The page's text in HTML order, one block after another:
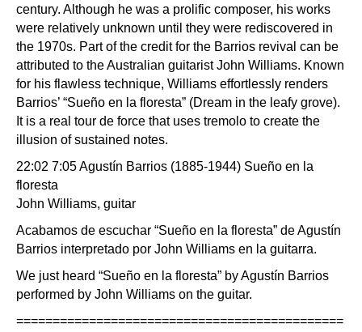
century. Although he was a prolific composer, his works
were relatively unknown until they were rediscovered in
the 1970s. Part of the credit for the Barrios revival can be
attributed to the Australian guitarist John Williams. Known
for his flawless technique, Williams effortlessly renders
Barrios’ “Sueño en la floresta” (Dream in the leafy grove).
It is a real tour de force that uses tremolo to create the
illusion of sustained notes.
22:02 7:05 Agustín Barrios (1885-1944) Sueño en la
floresta
John Williams, guitar
Acabamos de escuchar “Sueño en la floresta” de Agustín
Barrios interpretado por John Williams en la guitarra.
We just heard “Sueño en la floresta” by Agustín Barrios
performed by John Williams on the guitar.
=============================================